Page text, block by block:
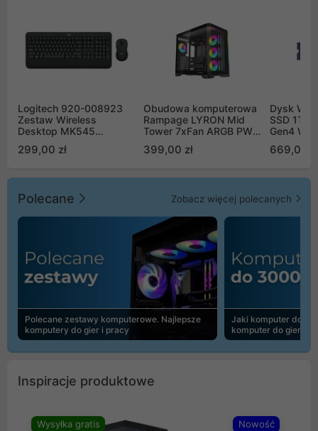
Logitech 920-008923
Zestaw Wireless
Desktop MK545
299,00 zł
Obudowa komputerowa
Rampage LYRON Mid
Tower 7xFan ARGB PWM
399,00 zł
Dysk WD
SSD 1TB
Gen4
669,00
Polecane Zobacz więcej polecanych
Polecane zestawy komputerowe. Najlepsze
komputery do gier i pracy
Jaki komputer do
komputer do gier |
Inspiracje produktowe
Wysyłka gratis Nowość